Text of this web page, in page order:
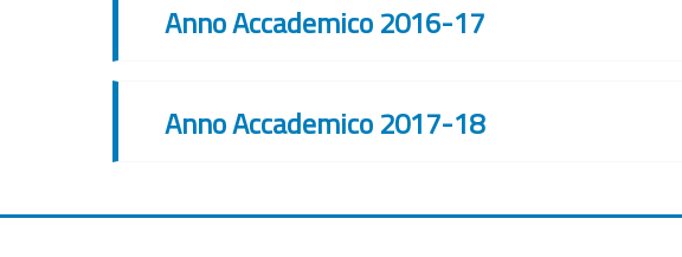
Anno Accademico 2016-17
Anno Accademico 2017-18